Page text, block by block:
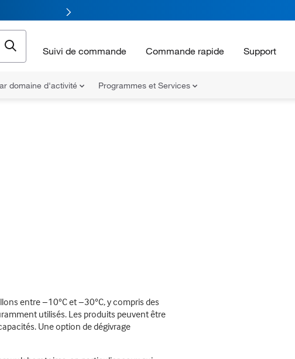
Suivi de commande Commande rapide Support
domaine d'activité Programmes et Services
entre −10°C et −30°C, y compris des
utilisés. Les produits peuvent être
Une option de dégivrage